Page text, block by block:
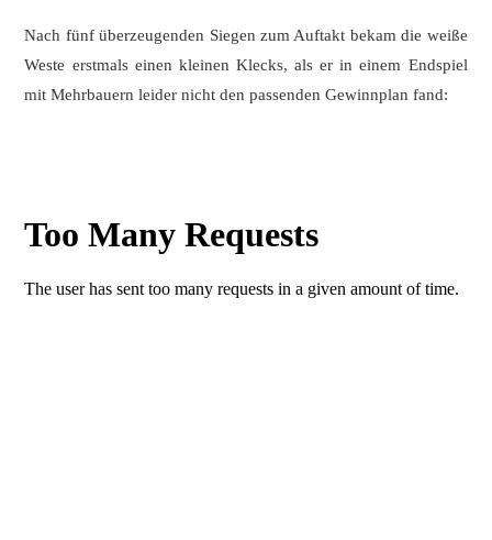
Nach fünf überzeugenden Siegen zum Auftakt bekam die weiße
Weste erstmals einen kleinen Klecks, als er in einem Endspiel
mit Mehrbauern leider nicht den passenden Gewinnplan fand: